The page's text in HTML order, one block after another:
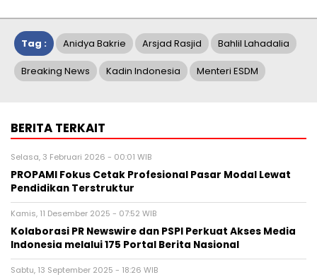
Tag : Anidya Bakrie Arsjad Rasjid Bahlil Lahadalia
Breaking News Kadin Indonesia Menteri ESDM
BERITA TERKAIT
Selasa, 3 Februari 2026 - 00:01 WIB
PROPAMI Fokus Cetak Profesional Pasar Modal Lewat
Pendidikan Terstruktur
Kamis, 11 Desember 2025 - 07:52 WIB
Kolaborasi PR Newswire dan PSPI Perkuat Akses Media
Indonesia melalui 175 Portal Berita Nasional
Sabtu, 13 September 2025 - 18:26 WIB